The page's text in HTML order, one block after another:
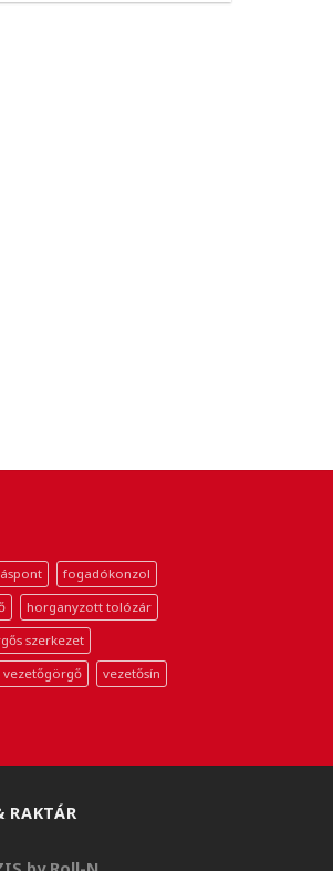
fogadókonzol
horganyzott tolózár
szerkezet
vezetőgörgő
vezetősín
RAKTÁR